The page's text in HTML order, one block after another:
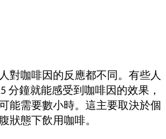
對咖啡因的反應都不同。有些人
分鐘就能感受到咖啡因的效果，
能需要數小時。這主要取決於個
狀態下飲用咖啡。